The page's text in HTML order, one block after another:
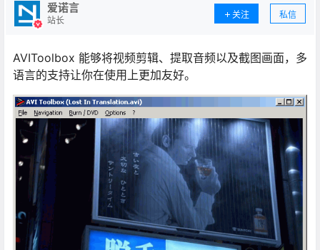
爱诺言
站长
关注 私信
AVIToolbox 能够将视频剪辑、提取音频以及截图画面，多
语言的支持让你在使用上更加友好。